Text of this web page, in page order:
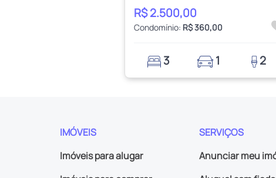
R$ 2.500,00
Condomínio: R$ 360,00
3 1 2
IMÓVEIS
Imóveis para alugar
SERVIÇOS
Anunciar meu